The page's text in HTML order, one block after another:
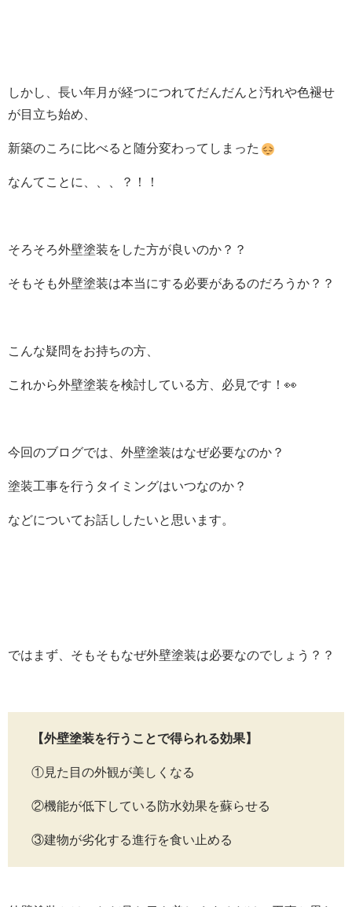
しかし、長い年月が経つにつれてだんだんと汚れや色褪せ
が目立ち始め、
新築のころに比べると随分変わってしまった
なんてことに、、、？！！
そろそろ外壁塗装をした方が良いのか？？
そもそも外壁塗装は本当にする必要があるのだろうか？？
こんな疑問をお持ちの方、
これから外壁塗装を検討している方、必見です！👀
今回のブログでは、外壁塗装はなぜ必要なのか？
塗装工事を行うタイミングはいつなのか？
などについてお話ししたいと思います。
ではまず、そもそもなぜ外壁塗装は必要なのでしょう？？
【外壁塗装を行うことで得られる効果】
①見た目の外観が美しくなる
②機能が低下している防水効果を蘇らせる
③建物が劣化する進行を食い止める